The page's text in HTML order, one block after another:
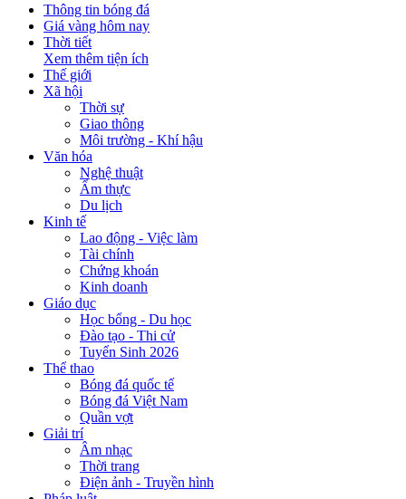
Thông tin bóng đá
Giá vàng hôm nay
Thời tiết
Xem thêm tiện ích
Thế giới
Xã hội
Thời sự
Giao thông
Môi trường - Khí hậu
Văn hóa
Nghệ thuật
Ẩm thực
Du lịch
Kinh tế
Lao động - Việc làm
Tài chính
Chứng khoán
Kinh doanh
Giáo dục
Học bổng - Du học
Đào tạo - Thi cử
Tuyển Sinh 2026
Thể thao
Bóng đá quốc tế
Bóng đá Việt Nam
Quần vợt
Giải trí
Âm nhạc
Thời trang
Điện ảnh - Truyền hình